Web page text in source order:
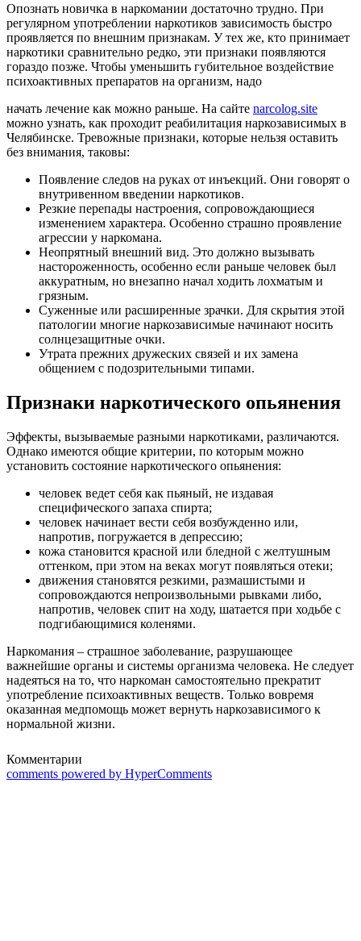
Опознать новичка в наркомании достаточно трудно. При
регулярном употреблении наркотиков зависимость быстро
проявляется по внешним признакам. У тех же, кто принимает
наркотики сравнительно редко, эти признаки появляются
гораздо позже. Чтобы уменьшить губительное воздействие
психоактивных препаратов на организм, надо
начать лечение как можно раньше. На сайте narcolog.site
можно узнать, как проходит реабилитация наркозависимых в
Челябинске. Тревожные признаки, которые нельзя оставить
без внимания, таковы:
Появление следов на руках от инъекций. Они говорят о
внутривенном введении наркотиков.
Резкие перепады настроения, сопровождающиеся
изменением характера. Особенно страшно проявление
агрессии у наркомана.
Неопрятный внешний вид. Это должно вызывать
настороженность, особенно если раньше человек был
аккуратным, но внезапно начал ходить лохматым и
грязным.
Суженные или расширенные зрачки. Для скрытия этой
патологии многие наркозависимые начинают носить
солнцезащитные очки.
Утрата прежних дружеских связей и их замена
общением с подозрительными типами.
Признаки наркотического опьянения
Эффекты, вызываемые разными наркотиками, различаются.
Однако имеются общие критерии, по которым можно
установить состояние наркотического опьянения:
человек ведет себя как пьяный, не издавая
специфического запаха спирта;
человек начинает вести себя возбужденно или,
напротив, погружается в депрессию;
кожа становится красной или бледной с желтушным
оттенком, при этом на веках могут появляться отеки;
движения становятся резкими, размашистыми и
сопровождаются непроизвольными рывками либо,
напротив, человек спит на ходу, шатается при ходьбе с
подгибающимися коленями.
Наркомания – страшное заболевание, разрушающее
важнейшие органы и системы организма человека. Не следует
надеяться на то, что наркоман самостоятельно прекратит
употребление психоактивных веществ. Только вовремя
оказанная медпомощь может вернуть наркозависимого к
нормальной жизни.
Комментарии
comments powered by HyperComments